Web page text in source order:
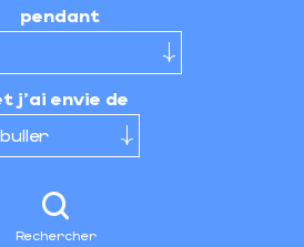
pendant
j'ai envie de
Rechercher